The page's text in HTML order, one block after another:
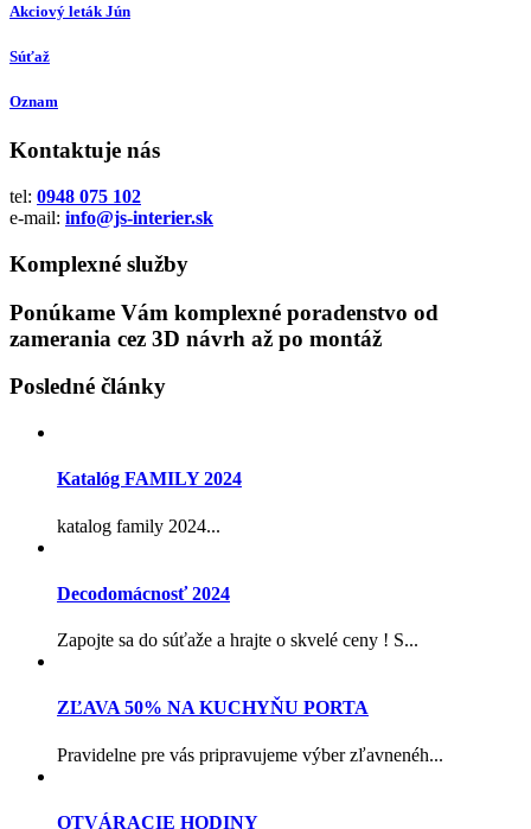
Akciový leták Jún
Súťaž
Oznam
Kontaktuje nás
tel: 0948 075 102
e-mail: info@js-interier.sk
Komplexné služby
Ponúkame Vám komplexné poradenstvo od
zamerania cez 3D návrh až po montáž
Posledné články
Katalóg FAMILY 2024
katalog family 2024...
Decodomácnosť 2024
Zapojte sa do súťaže a hrajte o skvelé ceny ! S...
ZĽAVA 50% NA KUCHYŇU PORTA
Pravidelne pre vás pripravujeme výber zľavnenéh...
OTVÁRACIE HODINY